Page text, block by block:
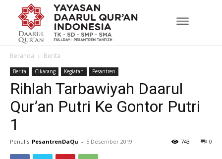
Beranda Berita
Berita Cikarang Kegiatan Pesantren
Rihlah Tarbawiyah Daarul
Qur’an Putri Ke Gontor Putri
1
Penulis PesantrenDaQu - 5 Desember 2019 0
743